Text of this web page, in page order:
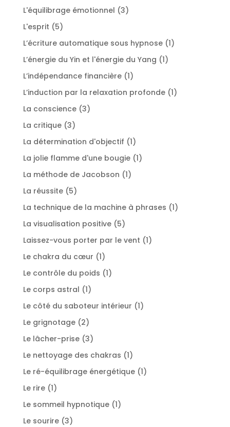
L'équilibrage émotionnel 33
L'esprit 55
produits
L’écriture automatique sous hypnose 11
L’énergie du Yin et l'énergie du Yang 11
L’indépendance financière 11
produit
L’induction par la relaxation profonde 11
La conscience 33
La critique 33
produits
La détermination d'objectif 11
produit
La jolie flamme d'une bougie 11
La méthode de Jacobson 11
La réussite 55
produits
La technique de la machine à phrases 11
La visualisation positive 55
produits
Laissez-vous porter par le vent 11
Le chakra du cœur 11
produit
Le contrôle du poids 11
Le corps astral 11
produit
Le côté du saboteur intérieur 11
Le grignotage 22
produits
Le lâcher-prise 33
produits
Le nettoyage des chakras 11
produit
Le ré-équilibrage énergétique 11
Le rire 11
produit
Le sommeil hypnotique 11
Le sourire 33